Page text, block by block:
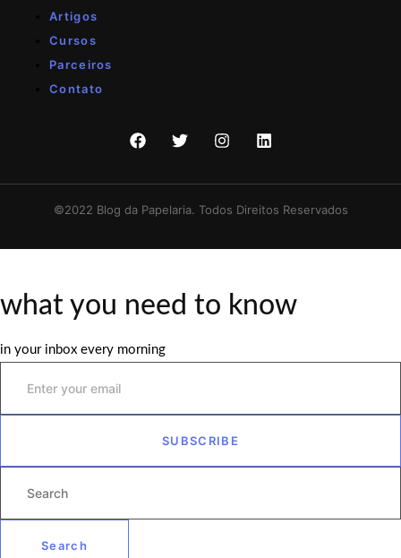
Artigos
Cursos
Parceiros
Contato
©2022 Blog da Papelaria. Todos Direitos Reservados
what you need to know
in your inbox every morning
SUBSCRIBE
Search